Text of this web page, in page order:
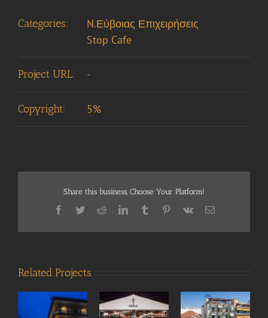
Categories:
N.Εύβοιας Επιχειρήσεις
Stop Cafe
Project URL: -
Copyright: 5%
Share this business, Choose Your Platform!
Facebook
TwitterRedditLinkedInTumblr Pinterest
Vk Email
Related Projects